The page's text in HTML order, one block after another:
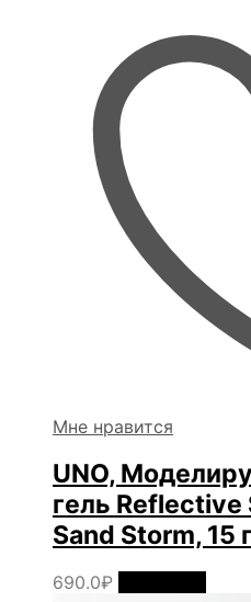
Мне нравится
UNO,
гель Reflective
Sand Storm, 15 г
690.0₽